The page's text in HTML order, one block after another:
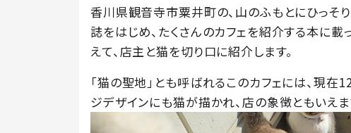
香川県観音寺市粟井町の、山のふもとにひっそ
誌をはじめ、たくさんのカフェを紹介する本に
えて、店主と猫を切り口に紹介します。
「猫の聖地」とも呼ばれるこのカフェには、現
ジデザインにも猫が描かれ、店の象徴ともいえま